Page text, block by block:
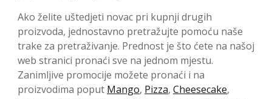
Ako želite uštedjeti novac pri kupnji drugih
proizvoda, jednostavno pretražujte pomoću naše
trake za pretraživanje. Prednost je što ćete na našoj
web stranici pronaći sve na jednom mjestu.
Zanimljive promocije možete pronaći i na
proizvodima poput Mango, Pizza, Cheesecake,